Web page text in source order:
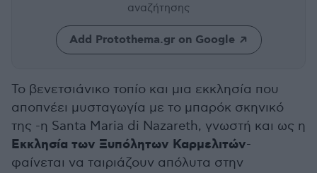
αναζήτησης
Add Protothema.gr on Google
Το βενετσιάνικο τοπίο και μια εκκλησία που
αποπνέει μυσταγωγία με το μπαρόκ σκηνικό
της -η Santa Maria di Nazareth, γνωστή και ως η
Εκκλησία των Ξυπόλητων Καρμελιτών-
φαίνεται να ταιριάζουν απόλυτα στην